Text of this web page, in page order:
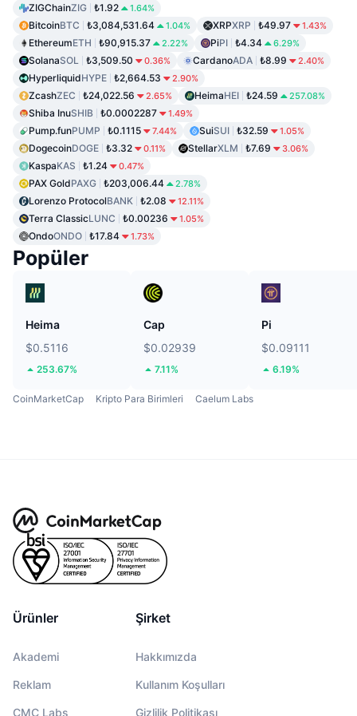
ZIGChainZIG ₺1.92 1.64%
BitcoinBTC ₺3,084,531.64 1.04% XRPXRP ₺49.97 1.43%
EthereumETH ₺90,915.37 2.22% PiPI ₺4.34 6.29%
SolanaSOL ₺3,509.50 0.36% CardanoADA ₺8.99 2.40%
HyperliquidHYPE ₺2,664.53 2.90%
ZcashZEC ₺24,022.56 2.65% HeimaHEI ₺24.59 257.08%
Shiba InuSHIB ₺0.0002287 1.49%
Pump.funPUMP ₺0.1115 7.44% SuiSUI ₺32.59 1.05%
DogecoinDOGE ₺3.32 0.11% StellarXLM ₺7.69 3.06%
KaspaKAS ₺1.24 0.47%
PAX GoldPAXG ₺203,006.44 2.78%
Lorenzo ProtocolBANK ₺2.08 12.11%
Terra ClassicLUNC ₺0.00236 1.05%
OndoONDO ₺17.84 1.73%
Popüler
Heima
$0.5116
253.67%
Cap
$0.02939
7.11%
Pi
$0.09111
6.19%
CoinMarketCap Kripto Para Birimleri Caelum Labs
Ürünler
Akademi
Reklam
CMC Labs
Şirket
Hakkımızda
Kullanım Koşulları
Gizlilik Politikası